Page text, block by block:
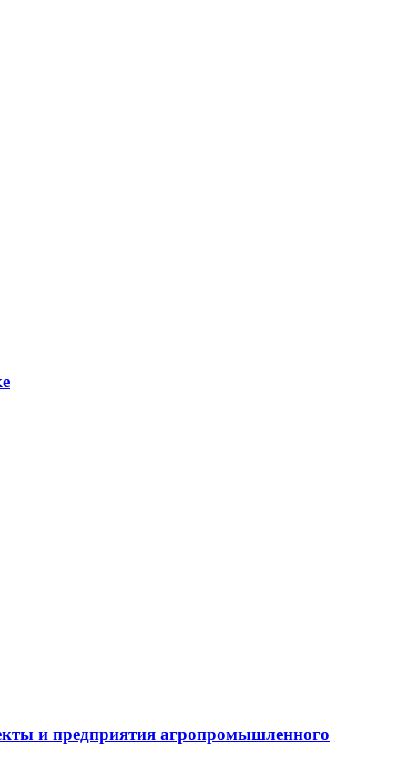
и предприятия агропромышленного